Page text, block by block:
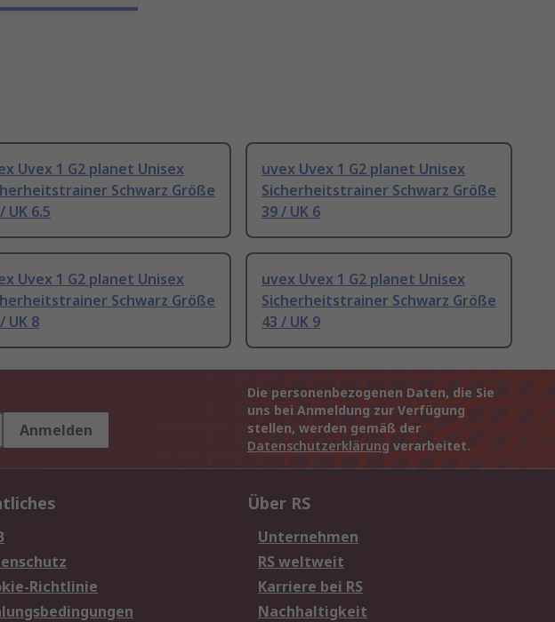
Uvex 1 G2 planet Unisex
Schwarz Größe
UK 6.5
uvex Uvex 1 G2 planet Unisex
Sicherheitstrainer Schwarz Größe
39 / UK 6
Uvex 1 G2 planet Unisex
Schwarz Größe
UK 8
uvex Uvex 1 G2 planet Unisex
Sicherheitstrainer Schwarz Größe
43 / UK 9
Anmelden
Die personenbezogenen Daten, die Sie
uns bei Anmeldung zur Verfügung
stellen, werden gemäß der
Datenschutzerklärung verarbeitet.
Richtlinie
Über RS
Unternehmen
RS weltweit
Karriere bei RS
Nachhaltigkeit